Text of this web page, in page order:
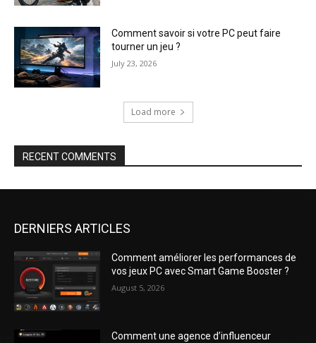
Comment savoir si votre PC peut faire
tourner un jeu ?
July 23, 2026
Load more
RECENT COMMENTS
DERNIERS ARTICLES
Comment améliorer les performances de
vos jeux PC avec Smart Game Booster ?
August 5, 2026
Comment une agence d’influenceur